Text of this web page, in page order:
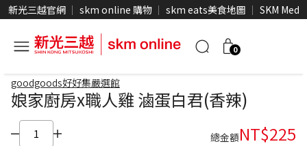
新光三越官網 skm online 購物 skm eats美食地圖 SKM Media
0
goodgoods好好集嚴選館
娘家廚房x職人雞 滷蛋白君(香辣)
總金額NT$225